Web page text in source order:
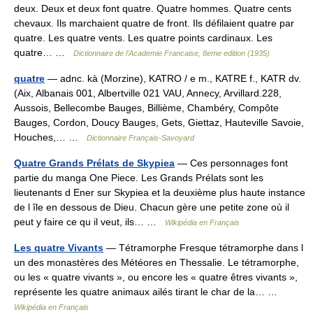
deux. Deux et deux font quatre. Quatre hommes. Quatre cents
chevaux. Ils marchaient quatre de front. Ils défilaient quatre par
quatre. Les quatre vents. Les quatre points cardinaux. Les
quatre… …
Dictionnaire de l'Academie Francaise, 8eme edition (1935)
quatre — adnc. kà (Morzine), KATRO / e m., KATRE f., KATR dv.
(Aix, Albanais 001, Albertville 021 VAU, Annecy, Arvillard.228,
Aussois, Bellecombe Bauges, Billième, Chambéry, Compôte
Bauges, Cordon, Doucy Bauges, Gets, Giettaz, Hauteville Savoie,
Houches,… …
Dictionnaire Français-Savoyard
Quatre Grands Prélats de Skypiea — Ces personnages font
partie du manga One Piece. Les Grands Prélats sont les
lieutenants d Ener sur Skypiea et la deuxième plus haute instance
de l île en dessous de Dieu. Chacun gère une petite zone où il
peut y faire ce qu il veut, ils… …
Wikipédia en Français
Les quatre Vivants — Tétramorphe Fresque tétramorphe dans l
un des monastères des Météores en Thessalie. Le tétramorphe,
ou les « quatre vivants », ou encore les « quatre êtres vivants »,
représente les quatre animaux ailés tirant le char de la… …
Wikipédia en Français